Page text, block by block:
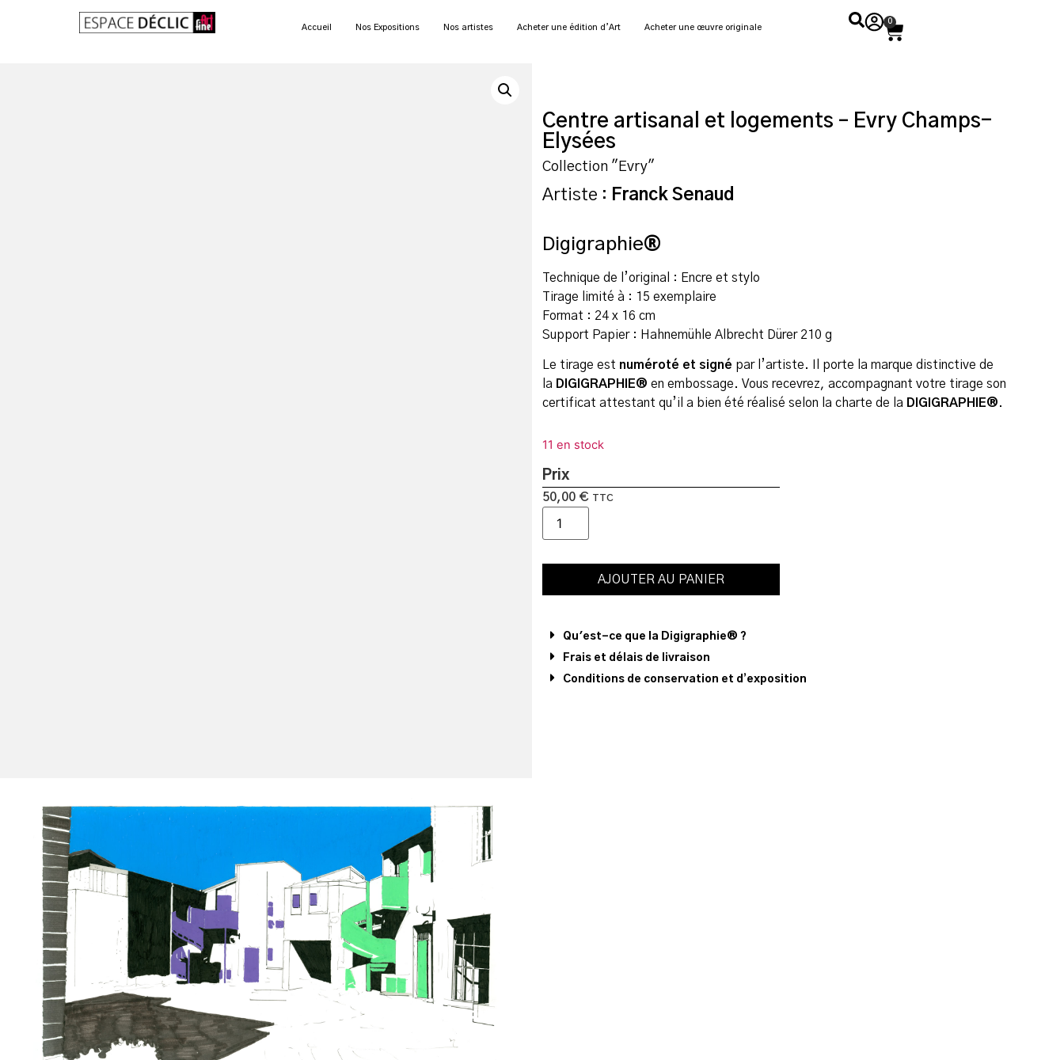
Accueil Nos Expositions Nos artistes Acheter une édition d’Art Acheter une œuvre originale
0
Centre artisanal et logements – Evry Champs-
Elysées
Collection "Evry"
Artiste : Franck Senaud
Digigraphie®
Technique de l’original : Encre et stylo
Tirage limité à : 15 exemplaire
Format : 24 x 16 cm
Support Papier : Hahnemühle Albrecht Dürer 210 g
Le tirage est numéroté et signé par l’artiste. Il porte la marque distinctive de
la DIGIGRAPHIE® en embossage. Vous recevrez, accompagnant votre tirage son
certificat attestant qu’il a bien été réalisé selon la charte de la DIGIGRAPHIE®.
11 en stock
Prix
50,00 € TTC
AJOUTER AU PANIER
Qu'est-ce que la Digigraphie® ?
Frais et délais de livraison
Conditions de conservation et d’exposition